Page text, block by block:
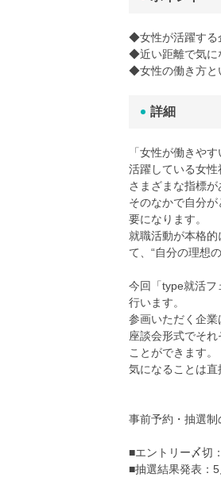
◆女性が活躍する
◆近い距離で気に
◆女性の働き方と
詳細
「女性が働きや
活躍している女
さまざまな指標が
そのなかで自分
要になります。
就職活動が本格
て、“自分の理想
今回「type就活
行います。
参画いただく企業
座談会形式でそ
ことができます。
気になることは直
事前予約・抽選制
■エントリー〆切
■抽選結果発表：